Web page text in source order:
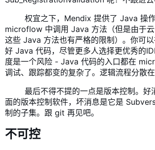
权宜之下，Mendix 提供了 Java 操作
microflow 中调用 Java 方法（但是由于
这些 Java 方法也有严格的限制）。你可
好 Java 代码，尽管更多人选择更优秀的
度是一个风险 - Java 代码的入口都在
调试、跟踪都变的复杂了。逻辑流程分散在
最后不得不提的一点是版本控制。好
面的版本控制软件，坏消息是它是
制的子集。跟 git 再见吧。
不可控